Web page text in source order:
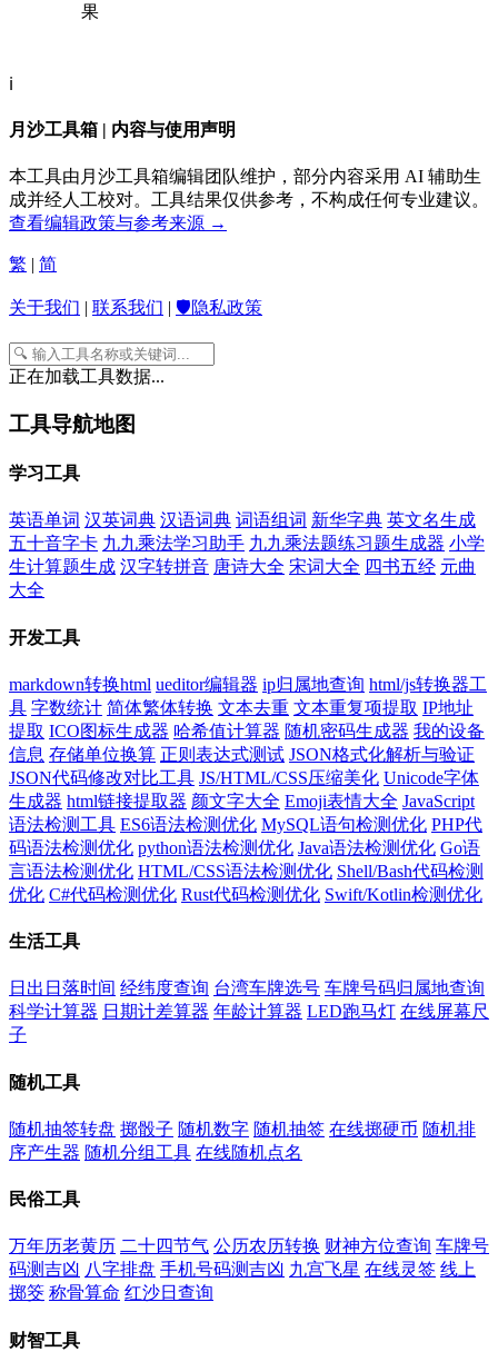
果
ℹ️
月沙工具箱 | 内容与使用声明
本工具由月沙工具箱编辑团队维护，部分内容采用 AI 辅助生
成并经人工校对。工具结果仅供参考，不构成任何专业建议。
查看编辑政策与参考来源 →
繁 | 简
关于我们 | 联系我们 | 🛡️隐私政策
正在加载工具数据...
工具导航地图
学习工具
英语单词 汉英词典 汉语词典 词语组词 新华字典 英文名生成
五十音字卡 九九乘法学习助手 九九乘法题练习题生成器 小学
生计算题生成 汉字转拼音 唐诗大全 宋词大全 四书五经 元曲
大全
开发工具
markdown转换html ueditor编辑器 ip归属地查询 html/js转换器工
具 字数统计 简体繁体转换 文本去重 文本重复项提取 IP地址
提取 ICO图标生成器 哈希值计算器 随机密码生成器 我的设备
信息 存储单位换算 正则表达式测试 JSON格式化解析与验证
JSON代码修改对比工具 JS/HTML/CSS压缩美化 Unicode字体
生成器 html链接提取器 颜文字大全 Emoji表情大全 JavaScript
语法检测工具 ES6语法检测优化 MySQL语句检测优化 PHP代
码语法检测优化 python语法检测优化 Java语法检测优化 Go语
言语法检测优化 HTML/CSS语法检测优化 Shell/Bash代码检测
优化 C#代码检测优化 Rust代码检测优化 Swift/Kotlin检测优化
生活工具
日出日落时间 经纬度查询 台湾车牌选号 车牌号码归属地查询
科学计算器 日期计差算器 年龄计算器 LED跑马灯 在线屏幕尺
子
随机工具
随机抽签转盘 掷骰子 随机数字 随机抽签 在线掷硬币 随机排
序产生器 随机分组工具 在线随机点名
民俗工具
万年历老黄历 二十四节气 公历农历转换 财神方位查询 车牌号
码测吉凶 八字排盘 手机号码测吉凶 九宫飞星 在线灵签 线上
掷筊 称骨算命 红沙日查询
财智工具